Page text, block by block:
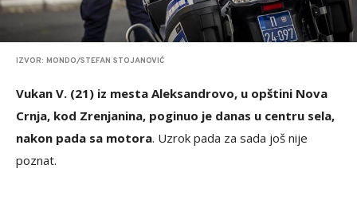
IZVOR: MONDO/STEFAN STOJANOVIĆ
Vukan V. (21) iz mesta Aleksandrovo, u opštini Nova
Crnja, kod Zrenjanina, poginuo je danas u centru sela,
nakon pada sa motora. Uzrok pada za sada još nije
poznat.